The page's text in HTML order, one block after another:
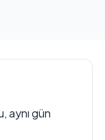
aynı gün